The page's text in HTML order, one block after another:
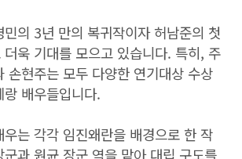
의 3년 만의 복귀작이자 허남준의 첫
욱 기대를 모으고 있습니다. 특히, 주
손현주는 모두 다양한 연기대상 수상
배우들입니다.
는 각각 임진왜란을 배경으로 한 작
과 원균 장군 역을 맡아 대립 구도를